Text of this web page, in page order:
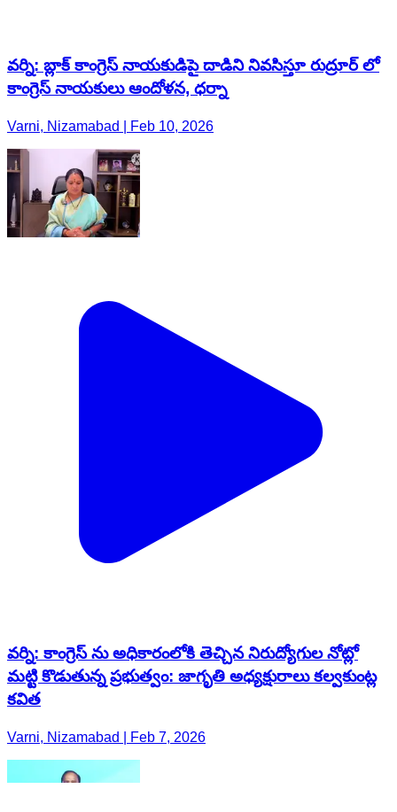
వర్ని: బ్లాక్ కాంగ్రెస్ నాయకుడిపై దాడిని నివసిస్తూ రుద్రూర్ లో
కాంగ్రెస్ నాయకులు ఆందోళన, ధర్నా
Varni, Nizamabad | Feb 10, 2026
వర్ని: కాంగ్రెస్ ను అధికారంలోకి తెచ్చిన నిరుద్యోగుల నోట్లో
మట్టి కొడుతున్న ప్రభుత్వం: జాగృతి అధ్యక్షురాలు కల్వకుంట్ల
కవిత
Varni, Nizamabad | Feb 7, 2026